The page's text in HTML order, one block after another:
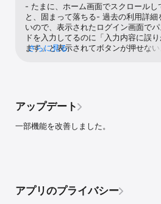
月々のご請求額がひと目でご確認いた
確認もワンタップで可能です。
◆ご利用状況の確認がかんたんに
ＭＤＣマーク(旧MUFGカード/旧DCカ
「NICOSカードアプリ」でまとめて管理
- たまに、ホーム画面でスクロールし
と、固まって落ちる- 過去の利用詳細
いので、表示されたログイン画面で
ドを入力してるのに「入力内容に誤り
ます」と表示されてボタンが押せない
の高さと比較すれば、本当にスタンダ
良いアプリに思えます。なぜこれをは
らしなかったのか、不思議。
さらに見る
アップデート
一部機能を改善しました。
アプリのプライバシー